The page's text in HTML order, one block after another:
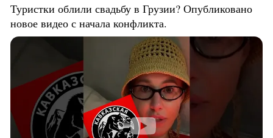
Туристки облили свадьбу в Грузии? Опубликовано
новое видео с начала конфликта.